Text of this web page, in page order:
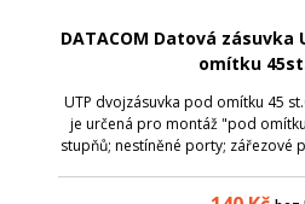
DATACOM Datová zásuvka
omítku
UTP dvojzásuvka pod omítku 45
je určená pro montáž "pod
stupňů; nestíněné porty; zářezové